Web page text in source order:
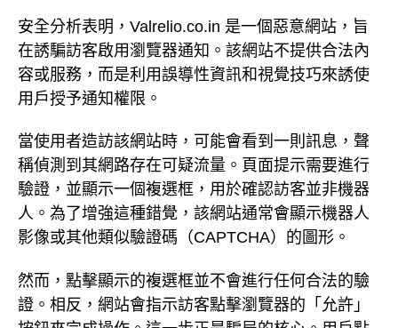
安全分析表明，Valrelio.co.in 是一個惡意網站，旨
在誘騙訪客啟用瀏覽器通知。該網站不提供合法內
容或服務，而是利用誤導性資訊和視覺技巧來誘使
用戶授予通知權限。
當使用者造訪該網站時，可能會看到一則訊息，聲
稱偵測到其網路存在可疑流量。頁面提示需要進行
驗證，並顯示一個複選框，用於確認訪客並非機器
人。為了增強這種錯覺，該網站通常會顯示機器人
影像或其他類似驗證碼（CAPTCHA）的圖形。
然而，點擊顯示的複選框並不會進行任何合法的驗
證。相反，網站會指示訪客點擊瀏覽器的「允許」